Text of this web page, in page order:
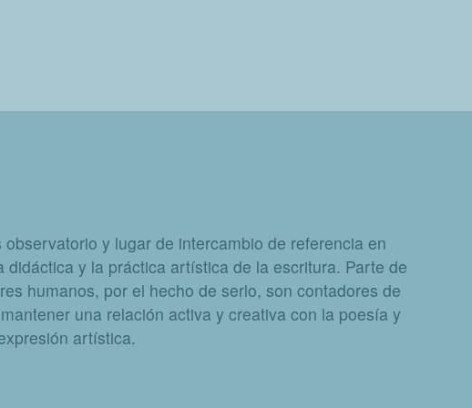
observatorio y lugar de intercambio de referencia en
didáctica y la práctica artística de la escritura. Parte de
humanos, por el hecho de serlo, son contadores de
una relación activa y creativa con la poesía y
artística.